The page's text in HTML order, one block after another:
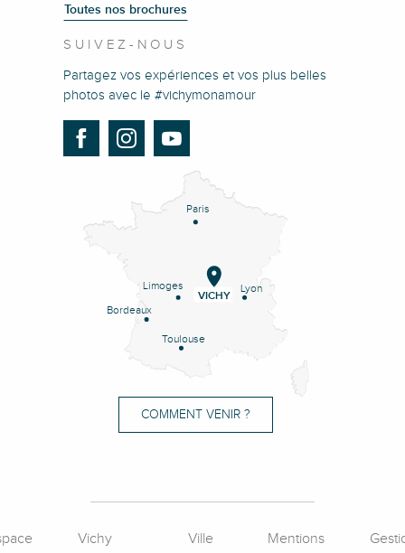
Toutes nos brochures
SUIVEZ-NOUS
Partagez vos expériences et vos plus belles
photos avec le #vichymonamour
Paris
Lyon
Limoges
Bordeaux
Toulouse
VICHY
COMMENT VENIR ?
Vichy
Ville
Mentions